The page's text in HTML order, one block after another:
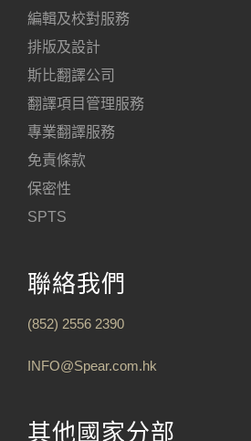
編輯及校對服務
排版及設計
斯比翻譯公司
翻譯項目管理服務
專業翻譯服務
免責條款
保密性
SPTS
聯絡我們
(852) 2556 2390
INFO@Spear.com.hk
其他國家分部